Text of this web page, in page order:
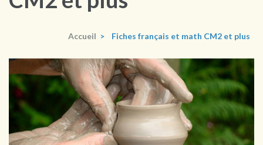
Accueil > Fiches français et math CM2 et plus